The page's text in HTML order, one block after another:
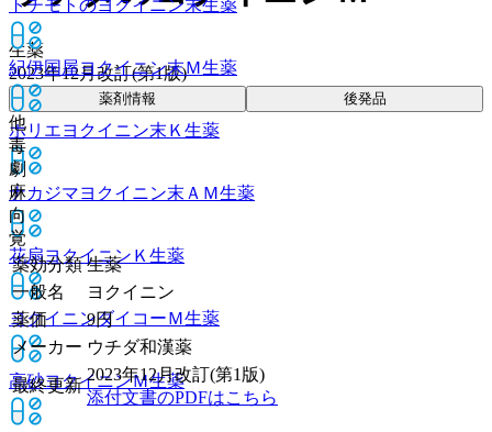
トチモトのヨクイニン末生薬
紀伊国屋ヨクイニン末Ｍ生薬
ホリエヨクイニン末Ｋ 生薬
ナカジマヨクイニン末ＡＭ生薬
花扇ヨクイニンＫ 生薬
ヨクイニンダイコーＭ生薬
高砂ヨクイニンＭ生薬
生薬
2023年12月改訂(第1版)
薬剤情報 後発品
他
毒
劇
麻
向
覚
薬効分類 生薬
一般名
ヨクイニン
薬価
9円
メーカー ウチダ和漢薬
最終更新
2023年12月改訂(第1版)
添付文書のPDFはこちら